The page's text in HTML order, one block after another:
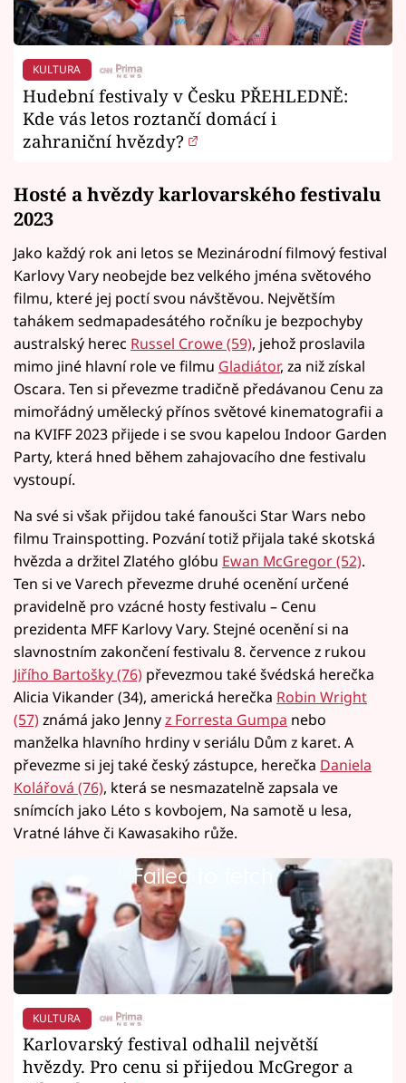
KULTURA
Hudební festivaly v Česku PŘEHLEDNĚ:
Kde vás letos roztančí domácí i
zahraniční hvězdy?
Hosté a hvězdy karlovarského festivalu
2023
Jako každý rok ani letos se Mezinárodní filmový festival
Karlovy Vary neobejde bez velkého jména světového
filmu, které jej poctí svou návštěvou. Největším
tahákem sedmapadesátého ročníku je bezpochyby
australský herec Russel Crowe (59), jehož proslavila
mimo jiné hlavní role ve filmu Gladiátor, za niž získal
Oscara. Ten si převezme tradičně předávanou Cenu za
mimořádný umělecký přínos světové kinematografii a
na KVIFF 2023 přijede i se svou kapelou Indoor Garden
Party, která hned během zahajovacího dne festivalu
vystoupí.
Na své si však přijdou také fanoušci Star Wars nebo
filmu Trainspotting. Pozvání totiž přijala také skotská
hvězda a držitel Zlatého glóbu Ewan McGregor (52).
Ten si ve Varech převezme druhé ocenění určené
pravidelně pro vzácné hosty festivalu – Cenu
prezidenta MFF Karlovy Vary. Stejné ocenění si na
slavnostním zakončení festivalu 8. července z rukou
Jiřího Bartošky (76) převezmou také švédská herečka
Alicia Vikander (34), americká herečka Robin Wright
(57)známá jako Jennyz Forresta Gumpa nebo
manželka hlavního hrdiny v seriálu Dům z karet. A
převezme si jej také český zástupce, herečka Daniela
Kolářová (76), která se nesmazatelně zapsala ve
snímcích jako Léto s kovbojem, Na samotě u lesa,
Vratné láhve či Kawasakiho růže.
Failed to fetch
KULTURA
Karlovarský festival odhalil největší
hvězdy. Pro cenu si přijedou McGregor a